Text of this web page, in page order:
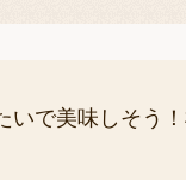
いで美味しそう